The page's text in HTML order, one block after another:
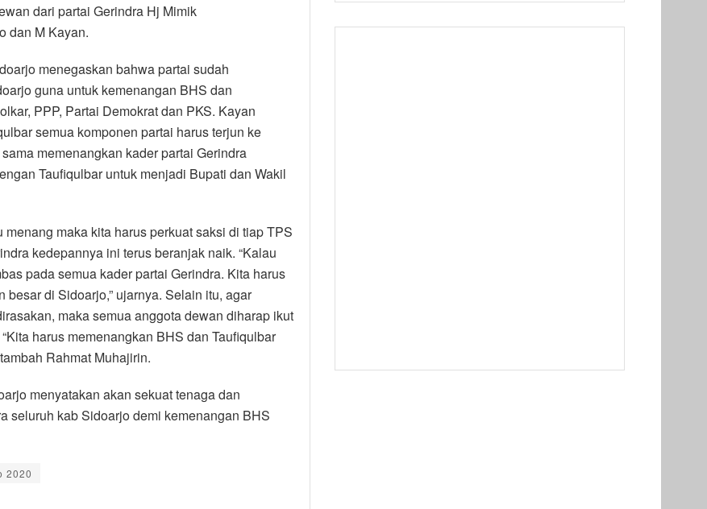
dari partai Gerindra Hj Mimik
dan M Kayan.
menegaskan bahwa partai sudah
guna untuk kemenangan BHS dan
PPP, Partai Demokrat dan PKS. Kayan
semua komponen partai harus terjun ke
memenangkan kader partai Gerindra
Taufiqulbar untuk menjadi Bupati dan Wakil
maka kita harus perkuat saksi di tiap TPS
kedepannya ini terus beranjak naik. “Kalau
pada semua kader partai Gerindra. Kita harus
di Sidoarjo,” ujarnya. Selain itu, agar
maka semua anggota dewan diharap ikut
harus memenangkan BHS dan Taufiqulbar
Rahmat Muhajirin.
menyatakan akan sekuat tenaga dan
seluruh kab Sidoarjo demi kemenangan BHS
2020